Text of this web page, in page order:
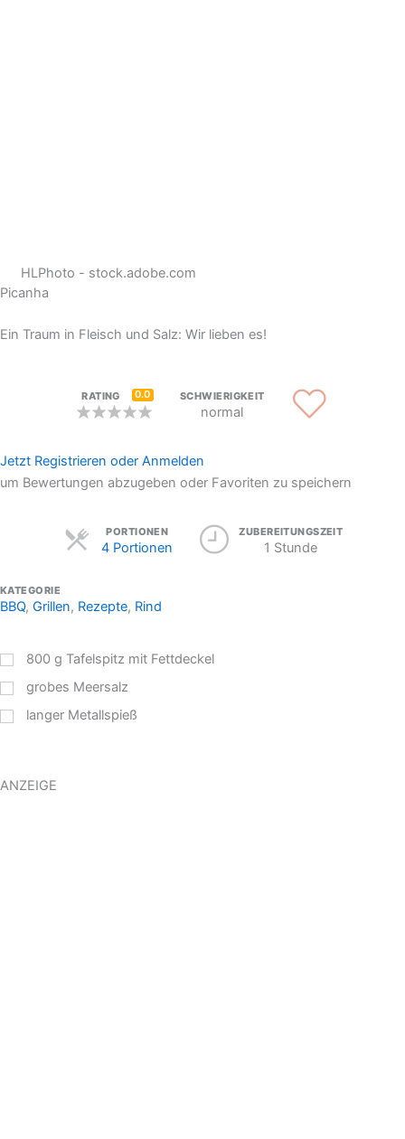
HLPhoto - stock.adobe.com
Picanha
Ein Traum in Fleisch und Salz: Wir lieben es!
RATING 0.0 SCHWIERIGKEIT
normal
Jetzt Registrieren oder Anmelden
um Bewertungen abzugeben oder Favoriten zu speichern
PORTIONEN
4 Portionen
Servings ZUBEREITUNGSZEIT
1 Stunde
KATEGORIE
BBQ, Grillen, Rezepte, Rind
800 g Tafelspitz mit Fettdeckel
grobes Meersalz
langer Metallspieß
ANZEIGE